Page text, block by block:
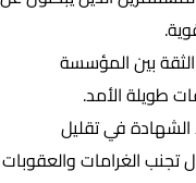
الثقة بين المؤسسة
طويلة الأمد.
في تقليل
تجنب الغرامات والعقوبات